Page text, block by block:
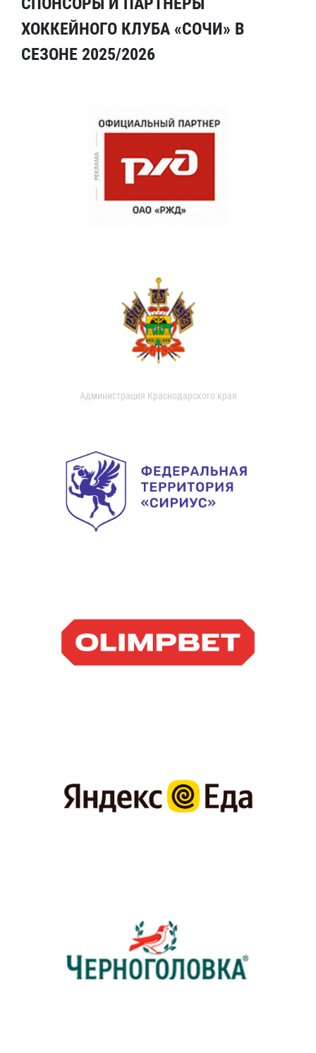
ХОККЕЙНОГО КЛУБА «СОЧИ» В
СЕЗОНЕ 2025/2026
Администрация Краснодарского края